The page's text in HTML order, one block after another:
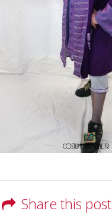
Share this post